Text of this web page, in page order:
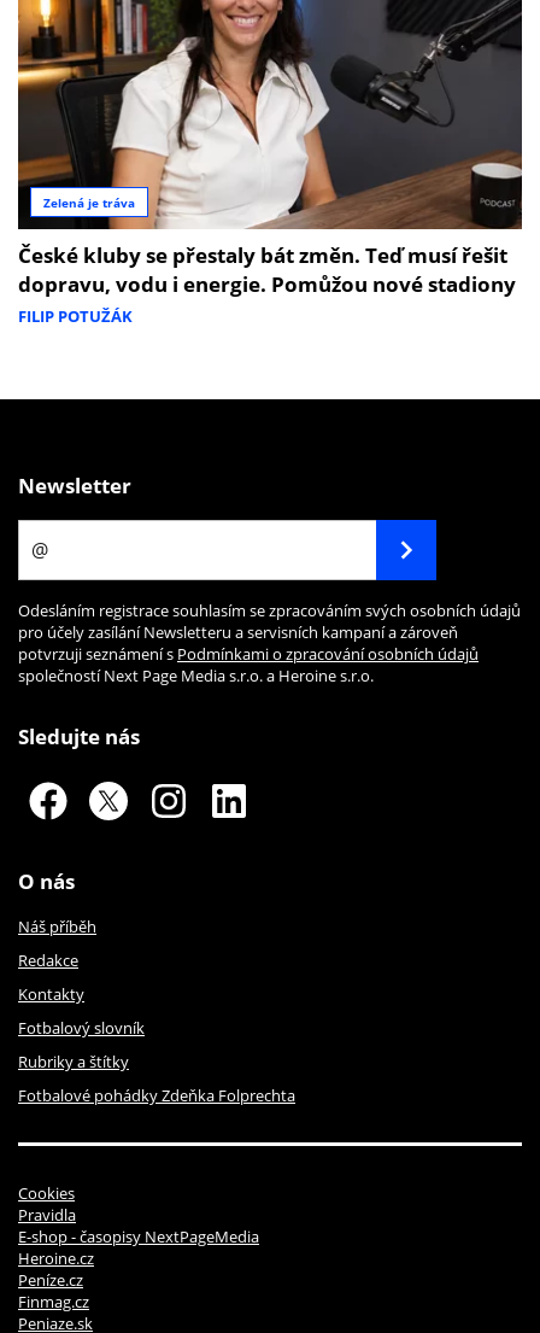
Zelená je tráva
České kluby se přestaly bát změn. Teď musí řešit
dopravu, vodu i energie. Pomůžou nové stadiony
FILIP POTUŽÁK
Newsletter
Odesláním registrace souhlasím se zpracováním svých osobních údajů
pro účely zasílání Newsletteru a servisních kampaní a zároveň
potvrzuji seznámení s Podmínkami o zpracování osobních údajů
společností Next Page Media s.r.o. a Heroine s.r.o.
Sledujte nás
O nás
Náš příběh
Redakce
Kontakty
Fotbalový slovník
Rubriky a štítky
Fotbalové pohádky Zdeňka Folprechta
Cookies
Pravidla
E-shop - časopisy NextPageMedia
Heroine.cz
Peníze.cz
Finmag.cz
Peniaze.sk